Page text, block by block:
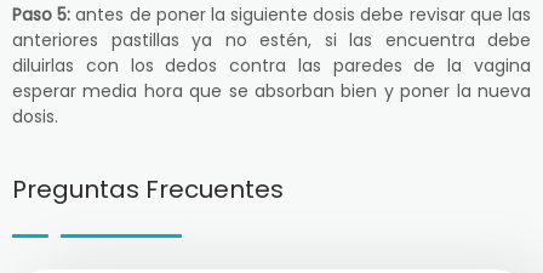
Paso 5: antes de poner la siguiente dosis debe revisar que las
anteriores pastillas ya no estén, si las encuentra debe
diluirlas con los dedos contra las paredes de la vagina
esperar media hora que se absorban bien y poner la nueva
dosis.
Preguntas Frecuentes